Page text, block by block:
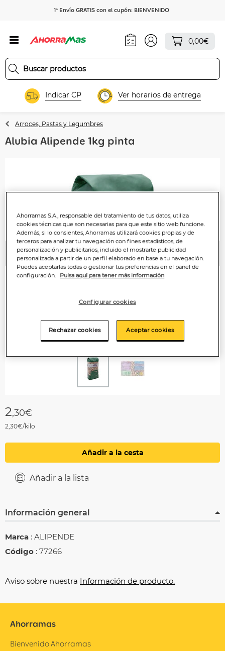
1º Envío GRATIS con el cupón: BIENVENIDO
0,00€
Indicar CP Ver horarios de entrega
Arroces, Pastas y Legumbres
Alubia Alipende 1kg pinta
Anterior
2,30€
2,30€/kilo
Añadir a la cesta
Añadir a la lista
Información general
Marca : ALIPENDE
Código : 77266
Aviso sobre nuestra Información de producto.
Ahorramas
Bienvenido Ahorramas
Ahorramas S.A., responsable del tratamiento de tus datos, utiliza
cookies técnicas que son necesarias para que este sitio web funcione.
Además, si lo consientes, Ahorramas utilizará cookies propias y de
terceros para analizar tu navegación con fines estadísticos, de
personalización y publicitarios, incluido el mostrarte publicidad
personalizada a partir de un perfil elaborado en base a tu navegación.
Puedes aceptarlas todas o gestionar tus preferencias en el panel de
configuración.
Pulsa aquí para tener más información
Configurar cookies
Rechazar cookies Aceptar cookies